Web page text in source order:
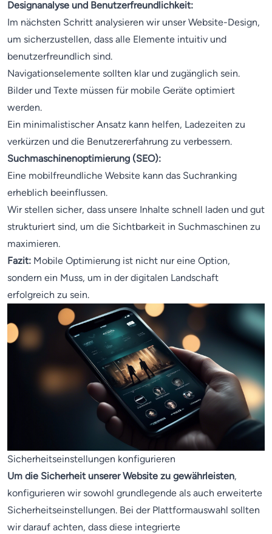
Designanalyse und Benutzerfreundlichkeit:
Im nächsten Schritt analysieren wir unser Website-Design,
um sicherzustellen, dass alle Elemente intuitiv und
benutzerfreundlich sind.
Navigationselemente sollten klar und zugänglich sein.
Bilder und Texte müssen für mobile Geräte optimiert
werden.
Ein minimalistischer Ansatz kann helfen, Ladezeiten zu
verkürzen und die Benutzererfahrung zu verbessern.
Suchmaschinenoptimierung (SEO):
Eine mobilfreundliche Website kann das Suchranking
erheblich beeinflussen.
Wir stellen sicher, dass unsere Inhalte schnell laden und gut
strukturiert sind, um die Sichtbarkeit in Suchmaschinen zu
maximieren.
Fazit: Mobile Optimierung ist nicht nur eine Option,
sondern ein Muss, um in der digitalen Landschaft
erfolgreich zu sein.
Sicherheitseinstellungen konfigurieren
Um die Sicherheit unserer Website zu gewährleisten,
konfigurieren wir sowohl grundlegende als auch erweiterte
Sicherheitseinstellungen. Bei der Plattformauswahl sollten
wir darauf achten, dass diese integrierte